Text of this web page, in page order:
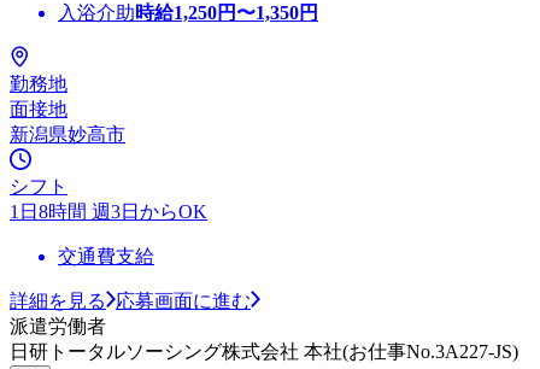
入浴介助時給1,250円〜1,350円
勤務地
面接地
新潟県妙高市
シフト
1日8時間 週3日からOK
交通費支給
詳細を見る
応募画面に進む
派遣労働者
日研トータルソーシング株式会社 本社(お仕事No.3A227-JS)